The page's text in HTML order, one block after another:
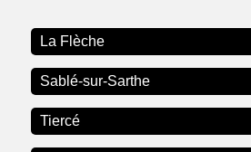
La Flèche
Sablé-sur-Sarthe
Tiercé